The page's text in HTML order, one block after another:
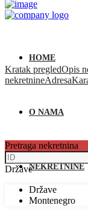
HOME
O NAMA
NEKRETNINE
Kratak pregledOpis
nekretnineAdresa
Pretraga nekretnina
Države
Države
Montenegro